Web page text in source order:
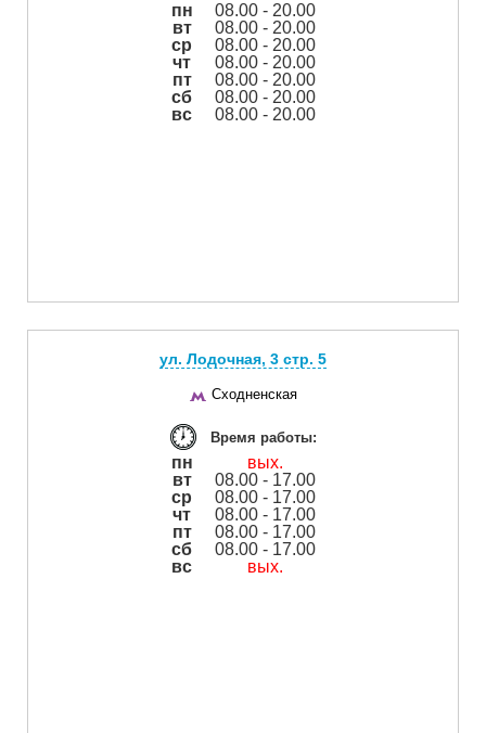
пн
08.00 - 20.00
вт
08.00 - 20.00
ср
08.00 - 20.00
чт
08.00 - 20.00
пт
08.00 - 20.00
сб
08.00 - 20.00
вс
08.00 - 20.00
ул. Лодочная, 3 cтр. 5
Сходненская
Время работы:
пн
вых.
вт
08.00 - 17.00
ср
08.00 - 17.00
чт
08.00 - 17.00
пт
08.00 - 17.00
сб
08.00 - 17.00
вс
вых.